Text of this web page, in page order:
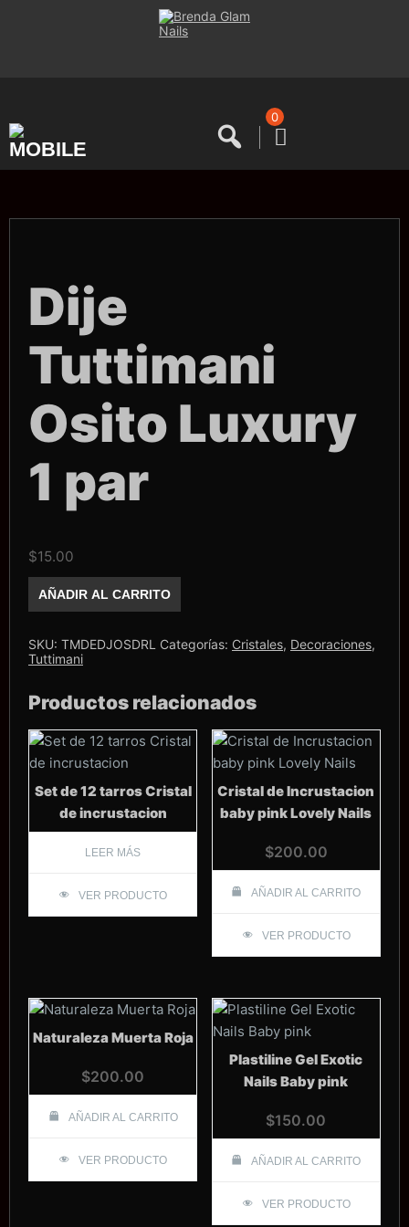
0
Dije
Tuttimani
Osito Luxury
1 par
$15.00
Tuttimani
Osito
1
par
cantidad
AÑADIR AL CARRITO
SKU: TMDEDJOSDRL Categorías: Cristales, Decoraciones,
Tuttimani
Productos relacionados
Set de 12 tarros Cristal
de incrustacion
LEER MÁS
VER PRODUCTO
Cristal de Incrustacion
baby pink Lovely Nails
$200.00
AÑADIR AL CARRITO
VER PRODUCTO
Naturaleza Muerta Roja
$200.00
AÑADIR AL CARRITO
VER PRODUCTO
Plastiline Gel Exotic
Nails Baby pink
$150.00
AÑADIR AL CARRITO
VER PRODUCTO